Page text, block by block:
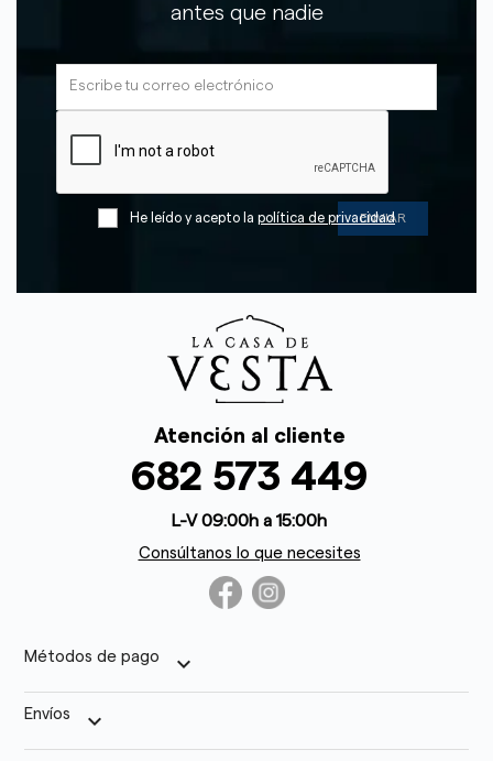
antes que nadie
He leído y acepto la política de privacidad
Atención al cliente
682 573 449
L-V 09:00h a 15:00h
Consúltanos lo que necesites
Métodos de pago keyboard_arrow_down
Envíos keyboard_arrow_down